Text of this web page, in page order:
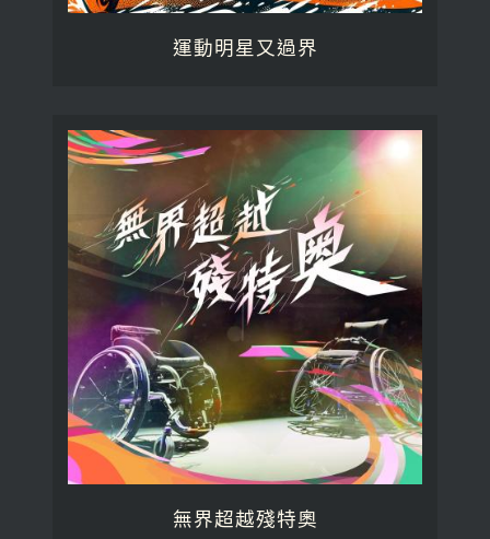
運動明星又過界
無界超越殘特奧